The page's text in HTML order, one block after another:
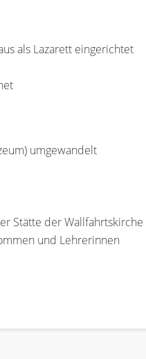
als Lazarett eingerichtet
umgewandelt
Stätte der Wallfahrtskirche
und Lehrerinnen